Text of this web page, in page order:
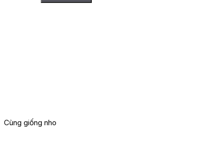
Cùng giống nho